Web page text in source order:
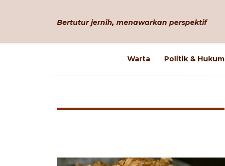
Bertutur jernih, menawarkan perspektif
Warta Politik & Hukum